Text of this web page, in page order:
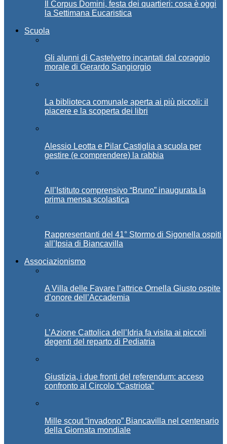
Il Corpus Domini, festa dei quartieri: cosa è oggi
la Settimana Eucaristica
Scuola
Gli alunni di Castelvetro incantati dal coraggio
morale di Gerardo Sangiorgio
La biblioteca comunale aperta ai più piccoli: il
piacere e la scoperta dei libri
Alessio Leotta e Pilar Castiglia a scuola per
gestire (e comprendere) la rabbia
All’Istituto comprensivo “Bruno” inaugurata la
prima mensa scolastica
Rappresentanti del 41° Stormo di Sigonella ospiti
all’Ipsia di Biancavilla
Associazionismo
A Villa delle Favare l’attrice Ornella Giusto ospite
d’onore dell’Accademia
L’Azione Cattolica dell’Idria fa visita ai piccoli
degenti del reparto di Pediatria
Giustizia, i due fronti del referendum: acceso
confronto al Circolo “Castriota”
Mille scout “invadono” Biancavilla nel centenario
della Giornata mondiale